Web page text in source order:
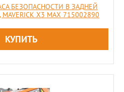
БЕЗОПАСНОСТИ В ЗАДНЕЙ
X3 MAX 715002890